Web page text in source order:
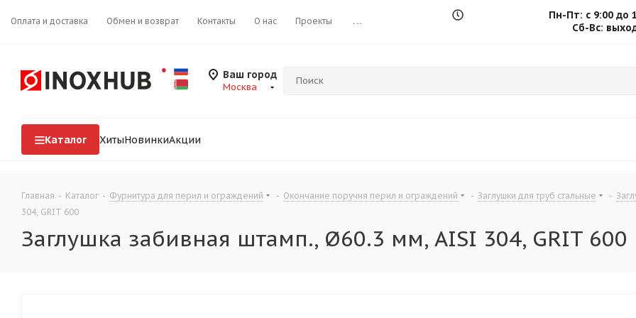
Оплата и доставка Обмен и возврат Контакты О нас Проекты ...
Пн-Пт: с 9:00 до
Сб-Вс:
Ваш город
Москва
Каталог ХитыНовинкиАкции
Главная - Каталог - Фурнитура для перил и ограждений - Окончание поручня перил и ограждений - Заглушки для труб стальные -
304, GRIT 600
Заглушка забивная штамп., Ø60.3 мм, AISI 304, GRIT 600